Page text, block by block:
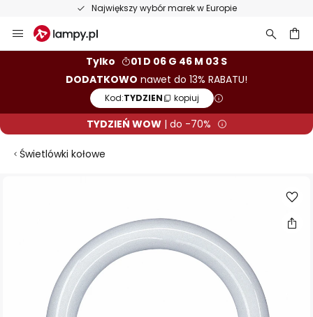
Doskonałe opinie na Trustpilot
Przejdź
do
Tylko
01 D 06 G 46 M 02 S
DODATKOWO nawet do 13% RABATU!
Kod:TYDZIEN kopiuj
TYDZIEŃ WOW| do -70%
Świetlówki kołowe